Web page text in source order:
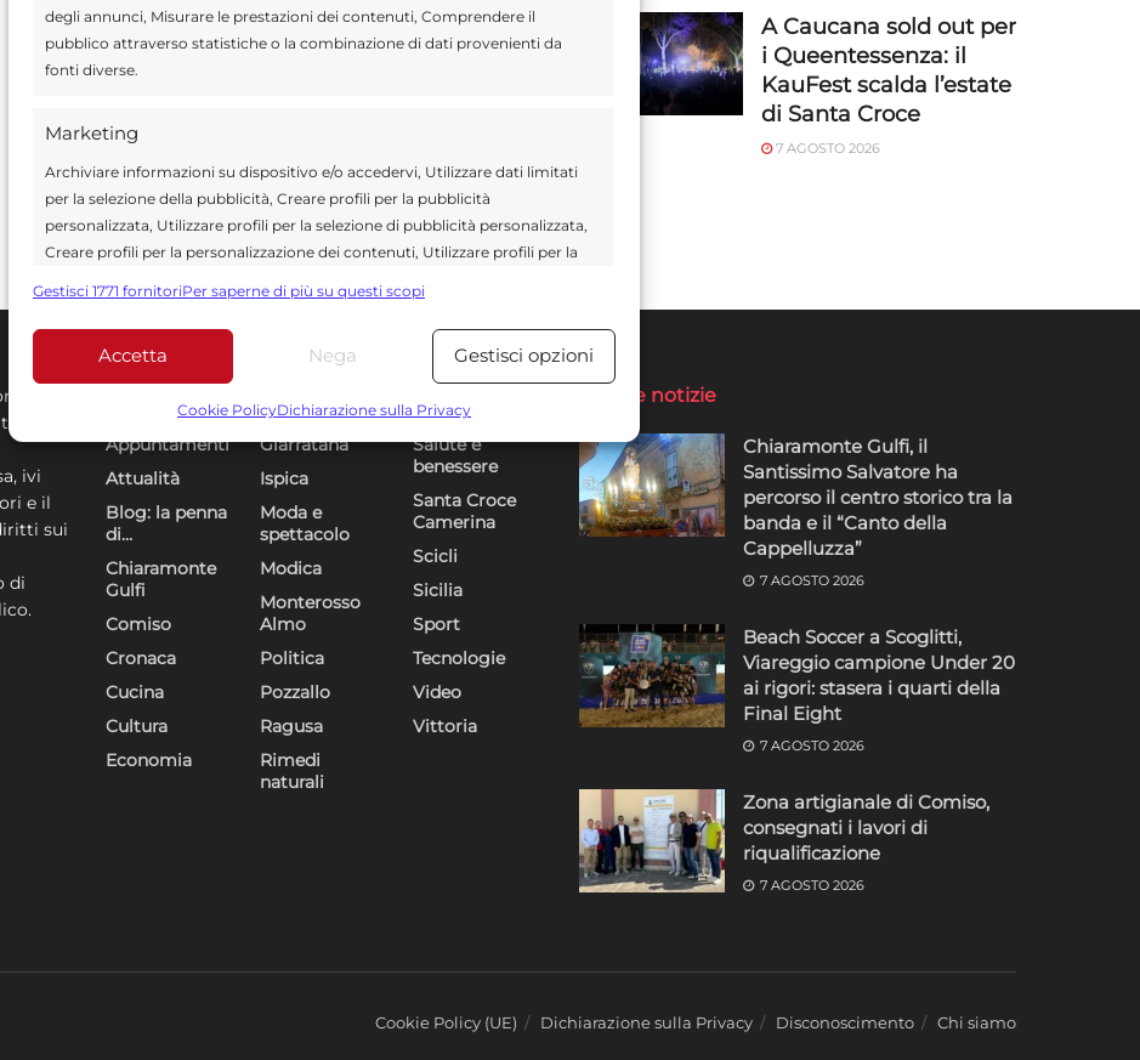
degli annunci, Misurare le prestazioni dei contenuti, Comprendere il
pubblico attraverso statistiche o la combinazione di dati provenienti da
fonti diverse.
Marketing
Archiviare informazioni su dispositivo e/o accedervi, Utilizzare dati limitati
per la selezione della pubblicità, Creare profili per la pubblicità
personalizzata, Utilizzare profili per la selezione di pubblicità personalizzata,
Creare profili per la personalizzazione dei contenuti, Utilizzare profili per la
Utilizzare dati limitati per la selezione dei contenuti.
Funzionalità Sempre attivo
Abbinare e combinare dati provenienti da altre fonti di dati,
alle informazioni trasmesse automaticamente.
Utilizzare dati di geolocalizzazione precisi, Riconoscere i
dispositivi in base a informazioni richieste attivamente.
Garantire la sicurezza, prevenire e rilevare frodi,
pubblicità e contenuto, Salvare e comunicare le
scelte sulla privacy.
Sempre attivo
Gestisci 1771 fornitoriPer saperne di più su questi scopi
Accetta Nega Gestisci opzioni
Cookie PolicyDichiarazione sulla Privacy
A Caucana sold out per
i Queentessenza: il
KauFest scalda l’estate
di Santa Croce
7 AGOSTO 2026
QDR
al
ivi
e il
sui
di
Appuntamenti
Attualità
Blog: la penna
di…
Chiaramonte
Gulfi
Comiso
Cronaca
Cucina
Cultura
Economia
Giarratana
Ispica
Moda e
spettacolo
Modica
Monterosso
Almo
Politica
Pozzallo
Ragusa
Rimedi
naturali
Salute e
benessere
Santa Croce
Camerina
Scicli
Sicilia
Sport
Tecnologie
Video
Vittoria
Ultime notizie
Chiaramonte Gulfi, il
Santissimo Salvatore ha
percorso il centro storico tra la
banda e il “Canto della
Cappelluzza”
7 AGOSTO 2026
Beach Soccer a Scoglitti,
Viareggio campione Under 20
ai rigori: stasera i quarti della
Final Eight
7 AGOSTO 2026
Zona artigianale di Comiso,
consegnati i lavori di
riqualificazione
7 AGOSTO 2026
Cookie Policy (UE) Dichiarazione sulla Privacy Disconoscimento Chi siamo